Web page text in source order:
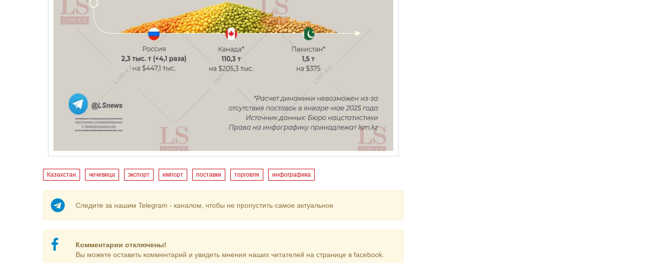
Казахстан чечевица экспорт импорт поставки торговля инфографика
Следите за нашим Telegram - каналом, чтобы не пропустить самое актуальное
Комментарии отключены!
Вы можете оставить комментарий и увидеть мнения наших читателей на странице в facebook.